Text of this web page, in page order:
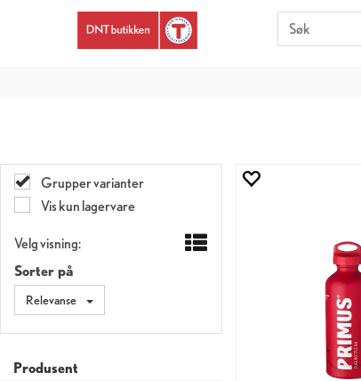
Grupper varianter
Vis kun lagervare
Velg visning:
Sorter på
Relevanse
Produsent